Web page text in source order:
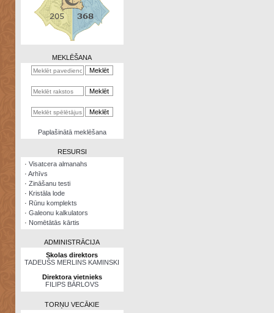
Zināšanu
kalkulators
Nomētātās
MEKLĒŠANA
Paplašinātā meklēšana
RESURSI
· Visatcera almanahs
· Arhīvs
· Zināšanu testi
· Kristāla lode
· Rūnu komplekts
· Galeonu kalkulators
· Nomētātās kārtis
ADMINISTRĀCIJA
Skolas direktors
TADEUŠS MERLINS KAMINSKI
Direktora vietnieks
FILIPS BĀRLOVS
TORŅU VECĀKIE